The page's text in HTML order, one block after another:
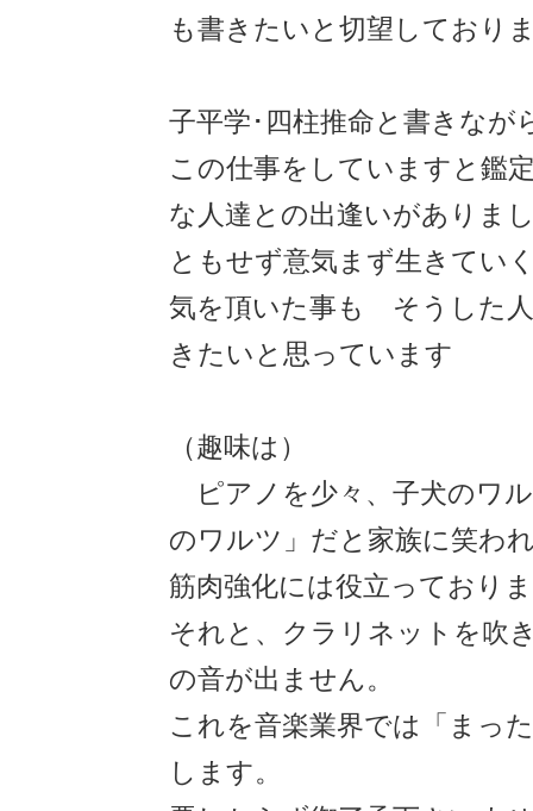
も書きたいと切望しており
子平学･四柱推命と書きなが
この仕事をしていますと鑑
な人達との出逢いがありま
ともせず意気まず生きてい
気を頂いた事も そうした
きたいと思っています
（趣味は）
ピアノを少々、子犬のワ
のワルツ」だと家族に笑わ
筋肉強化には役立っており
それと、クラリネットを吹
の音が出ません。
これを音楽業界では「まっ
します。